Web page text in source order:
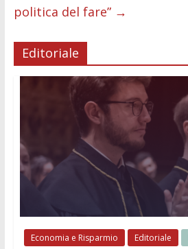
politica del fare” →
Editoriale
Economia e Risparmio Editoriale